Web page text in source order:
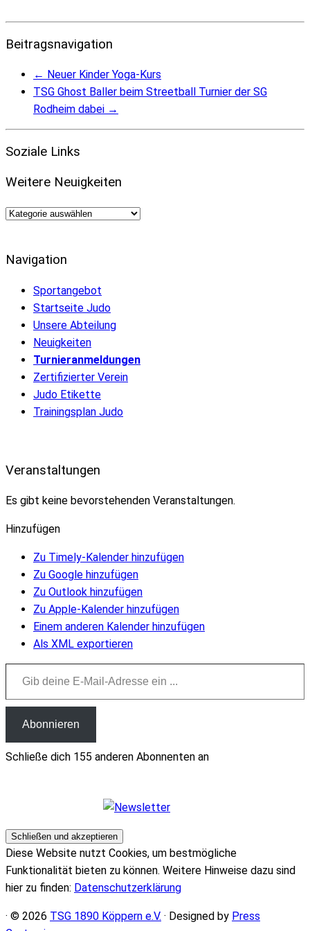
Beitragsnavigation
← Neuer Kinder Yoga-Kurs
TSG Ghost Baller beim Streetball Turnier der SG
Rodheim dabei →
Soziale Links
Weitere Neuigkeiten
Weitere
Navigation
Sportangebot
Startseite Judo
Unsere Abteilung
Neuigkeiten
Turnieranmeldungen
Zertifizierter Verein
Judo Etikette
Trainingsplan Judo
Veranstaltungen
Es gibt keine bevorstehenden Veranstaltungen.
Hinzufügen
Zu Timely-Kalender hinzufügen
Zu Google hinzufügen
Zu Outlook hinzufügen
Zu Apple-Kalender hinzufügen
Einem anderen Kalender hinzufügen
Als XML exportieren
Gib deine E-Mail-Adresse ein ...
Abonnieren
Schließe dich 155 anderen Abonnenten an
Diese Website nutzt Cookies, um bestmögliche
Funktionalität bieten zu können. Weitere Hinweise dazu sind
hier zu finden: Datenschutzerklärung
· © 2026 TSG 1890 Köppern e.V. · Designed by Press